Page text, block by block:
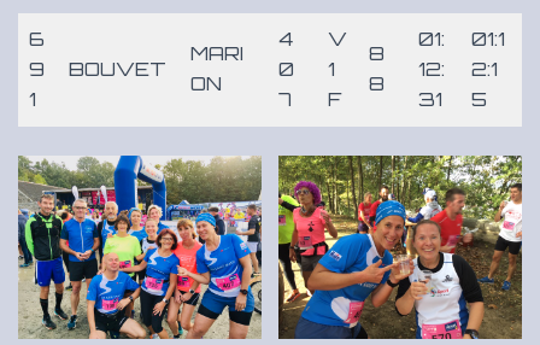
6
9
1
BOUVET
MARI
ON
4
0
7
V
1
F
8
8
01:
12:
31
01:1
2:1
5